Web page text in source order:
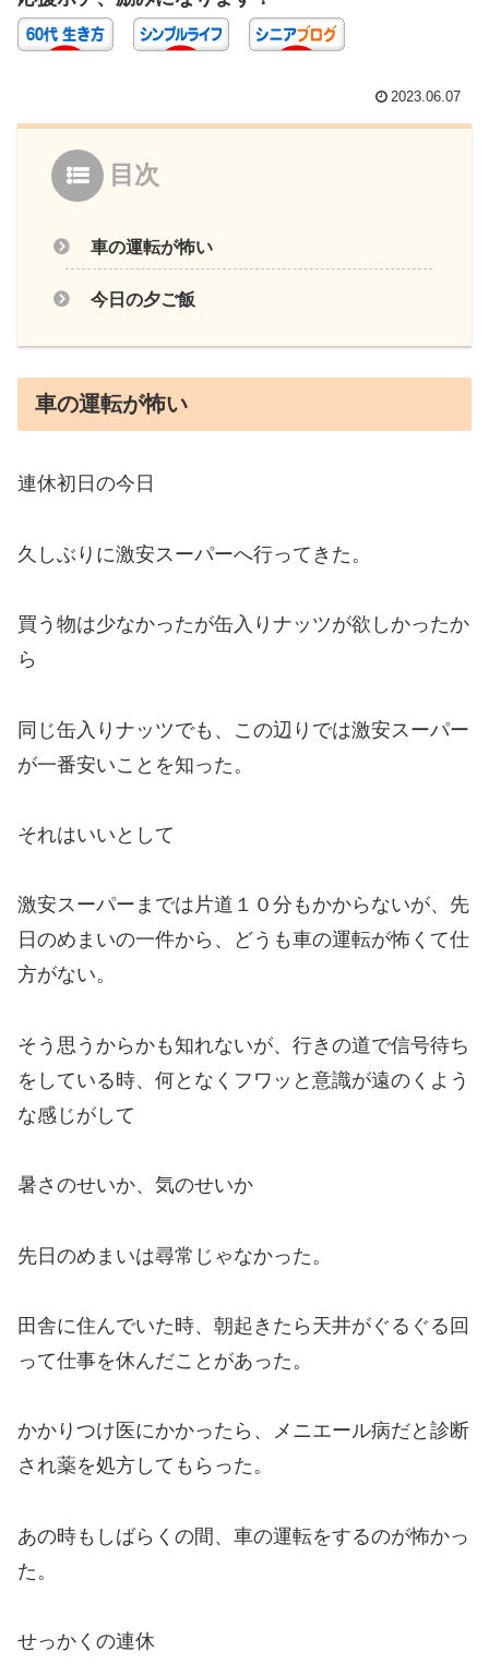
2023.06.07
目次
車の運転が怖い
今日の夕ご飯
車の運転が怖い
連休初日の今日
久しぶりに激安スーパーへ行ってきた。
買う物は少なかったが缶入りナッツが欲しかったか
ら
同じ缶入りナッツでも、この辺りでは激安スーパー
が一番安いことを知った。
それはいいとして
激安スーパーまでは片道１０分もかからないが、先
日のめまいの一件から、どうも車の運転が怖くて仕
方がない。
そう思うからかも知れないが、行きの道で信号待ち
をしている時、何となくフワッと意識が遠のくよう
な感じがして
暑さのせいか、気のせいか
先日のめまいは尋常じゃなかった。
田舎に住んでいた時、朝起きたら天井がぐるぐる回
って仕事を休んだことがあった。
かかりつけ医にかかったら、メニエール病だと診断
され薬を処方してもらった。
あの時もしばらくの間、車の運転をするのが怖かっ
た。
せっかくの連休